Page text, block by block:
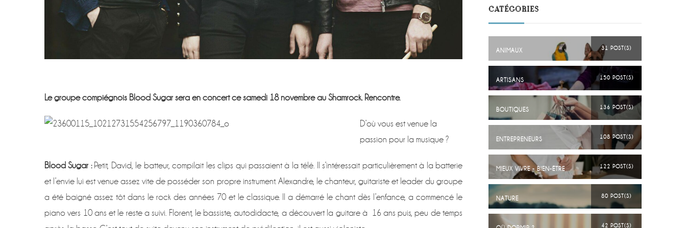
Le groupe compiégnois Blood Sugar sera en concert ce samedi 18 novembre au Shamrock. Rencontre.
D’où vous est venue la
passion pour la musique ?
Blood Sugar :Petit, David, le batteur, compilait les clips qui passaient à la télé. Il s’intéressait particulièrement à la batterie
et l’envie lui est venue assez vite de posséder son propre instrument. Alexandre, le chanteur, guitariste et leader du groupe
a été baigné assez tôt dans le rock des années 70 et le classique. Il a démarré le chant dès l’enfance, a commencé le
piano vers 10 ans et le reste a suivi. Florent, le bassiste, autodidacte, a découvert la guitare à 16 ans puis, peu de temps
CATÉGORIES
ANIMAUX 31 POST(S)
ARTISANS 150 POST(S)
BOUTIQUES 136 POST(S)
ENTREPRENEURS 108 POST(S)
MIEUX VIVRE - BIEN-ÊTRE 122 POST(S)
NATURE 80 POST(S)
42 POST(S)